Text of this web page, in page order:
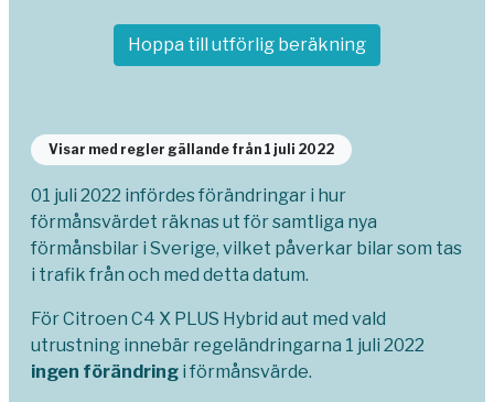
Hoppa till utförlig beräkning
Visar med regler gällande från 1 juli 2022
01 juli 2022 infördes förändringar i hur
förmånsvärdet räknas ut för samtliga nya
förmånsbilar i Sverige, vilket påverkar bilar som tas
i trafik från och med detta datum.
För Citroen C4 X PLUS Hybrid aut med vald
utrustning innebär regeländringarna 1 juli 2022
ingen förändring i förmånsvärde.